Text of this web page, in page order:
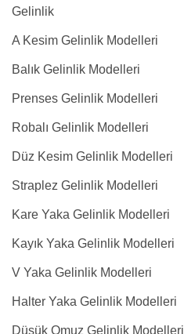
Gelinlik
A Kesim Gelinlik Modelleri
Balık Gelinlik Modelleri
Prenses Gelinlik Modelleri
Robalı Gelinlik Modelleri
Düz Kesim Gelinlik Modelleri
Straplez Gelinlik Modelleri
Kare Yaka Gelinlik Modelleri
Kayık Yaka Gelinlik Modelleri
V Yaka Gelinlik Modelleri
Halter Yaka Gelinlik Modelleri
Düşük Omuz Gelinlik Modelleri